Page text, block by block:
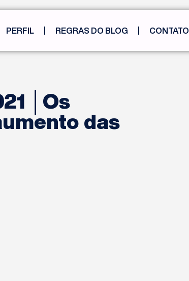
PERFIL REGRAS DO BLOG CONTATO
│Os
das